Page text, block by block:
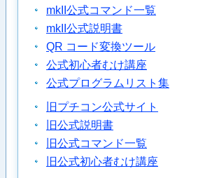
mkII公式コマンド一覧
mkII公式説明書
QR コード変換ツール
公式初心者むけ講座
公式プログラムリスト集
旧プチコン公式サイト
旧公式説明書
旧公式コマンド一覧
旧公式初心者むけ講座